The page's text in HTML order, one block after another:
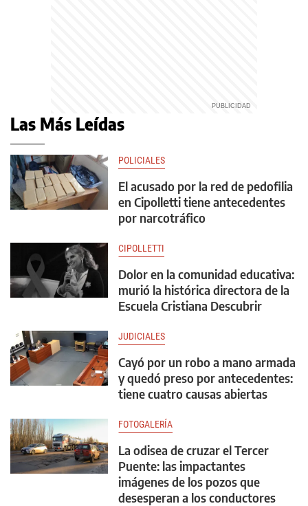
Las Más Leídas
POLICIALES
El acusado por la red de pedofilia
en Cipolletti tiene antecedentes
por narcotráfico
CIPOLLETTI
Dolor en la comunidad educativa:
murió la histórica directora de la
Escuela Cristiana Descubrir
JUDICIALES
Cayó por un robo a mano armada
y quedó preso por antecedentes:
tiene cuatro causas abiertas
FOTOGALERÍA
La odisea de cruzar el Tercer
Puente: las impactantes
imágenes de los pozos que
desesperan a los conductores